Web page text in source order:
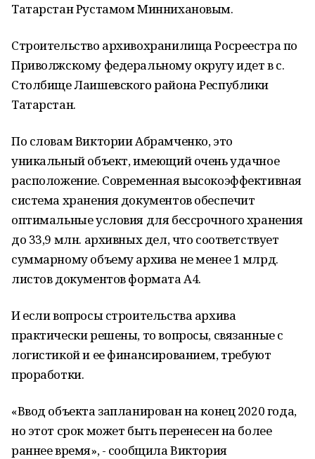
Татарстан Рустамом Миннихановым.
Строительство архивохранилища Росреестра по
Приволжскому федеральному округу идет в с.
Столбище Лаишевского района Республики
Татарстан.
По словам Виктории Абрамченко, это
уникальный объект, имеющий очень удачное
расположение. Современная высокоэффективная
система хранения документов обеспечит
оптимальные условия для бессрочного хранения
до 33,9 млн. архивных дел, что соответствует
суммарному объему архива не менее 1 млрд.
листов документов формата А4.
И если вопросы строительства архива
практически решены, то вопросы, связанные с
логистикой и ее финансированием, требуют
проработки.
«Ввод объекта запланирован на конец 2020 года,
но этот срок может быть перенесен на более
раннее время», - сообщила Виктория